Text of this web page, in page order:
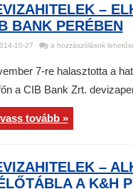
–
BANK PERÉBEN
10-27
Devizahitelek
az
ítélethirdetést
CIB
perében
bejegyzéshez
a hozzászólások
7-re halasztotta a
a CIB Bank Zrt.
tovább »
–
A K&H